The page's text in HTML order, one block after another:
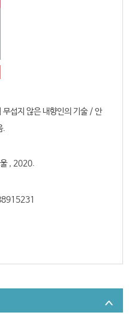
무섭지 않은 내향인의 기술 / 안
.
, 2020.